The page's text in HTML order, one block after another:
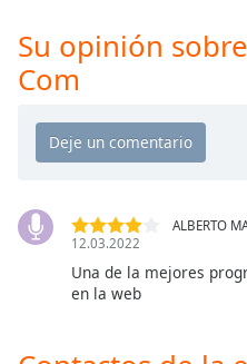
close
the
window.
Color
Opacity
Su opinión
Com
ALBERTO
12.03.2022
Una de la mejores
en la web